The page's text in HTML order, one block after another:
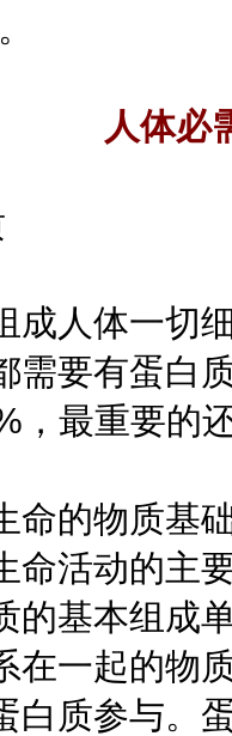
人体必
人体一切细
需要有蛋白
，最重要的
的物质基础
命活动的主
的基本组成
在一起的物
白质参与。